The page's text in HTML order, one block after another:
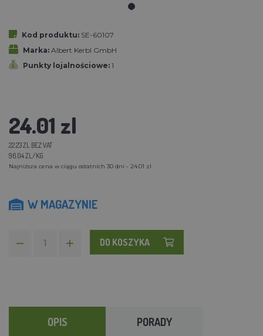
Kod produktu: SE-60107
Marka: Albert Kerbl GmbH
Punkty lojalnościowe: 1
24.01 zl
22.23 ZL BEZ VAT
96.04 ZL/KG
Najniższa cena w ciągu ostatnich 30 dni - 24.01 zl
W MAGAZYNIE
DO KOSZYKA
OPIS PORADY